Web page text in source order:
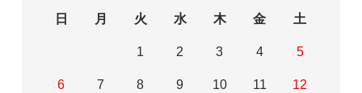
日
月 火 水 木 金 土
1 2 3 4 5
6 7 8 9 10 11 12